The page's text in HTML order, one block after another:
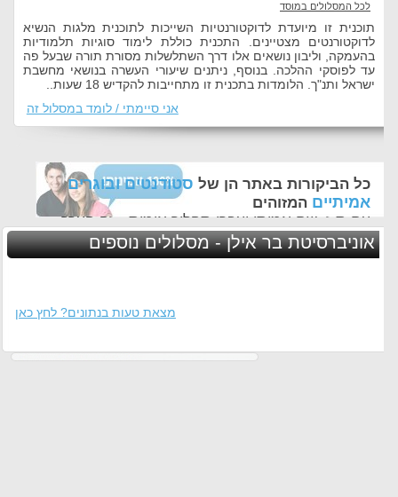
לכל המסלולים במוסד
תוכנית זו מיועדת לדוקטורנטיות השייכות לתוכנית מלגות הנשיא
לדוקטורנטים מצטיינים. התכנית כוללת לימוד סוגיות תלמודיות
בהעמקה, וליבון נושאים אלו דרך השתלשלות מסורת תורה שבעל פה
עד לפוסקי ההלכה. בנוסף, ניתנים שיעורי העשרה בנושאי מחשבת
ישראל ותנ"ך. הלומדות בתכנית זו מתחייבות להקדיש 18 שעות..
אני סיימתי / לומד במסלול זה
כל הביקורות באתר הן של סטודנטים ובוגרים
אמיתיים המזוהים
עם ת.ז, שם אמיתי ועברו תהליך אימות - זה הערך
החשוב לנו ביותר באתר
אוניברסיטת בר אילן - מסלולים נוספים
מצאת טעות בנתונים? לחץ כאן